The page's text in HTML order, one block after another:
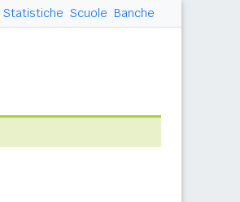
Statistiche Scuole Banche